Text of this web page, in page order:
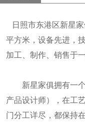
日照市东港区新星
平方米，设备先进，
加工、制作、销售于
新星家俱拥有一个
产品设计师），在工
门分工详尽，都保持